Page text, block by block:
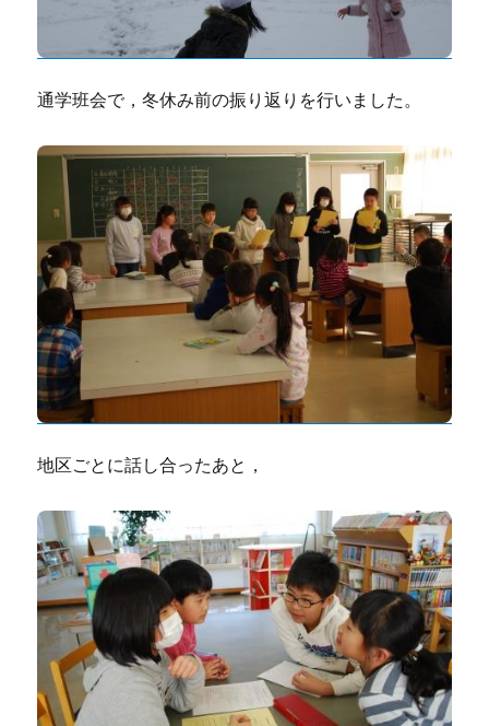
通学班会で，冬休み前の振り返りを行いました。
地区ごとに話し合ったあと，